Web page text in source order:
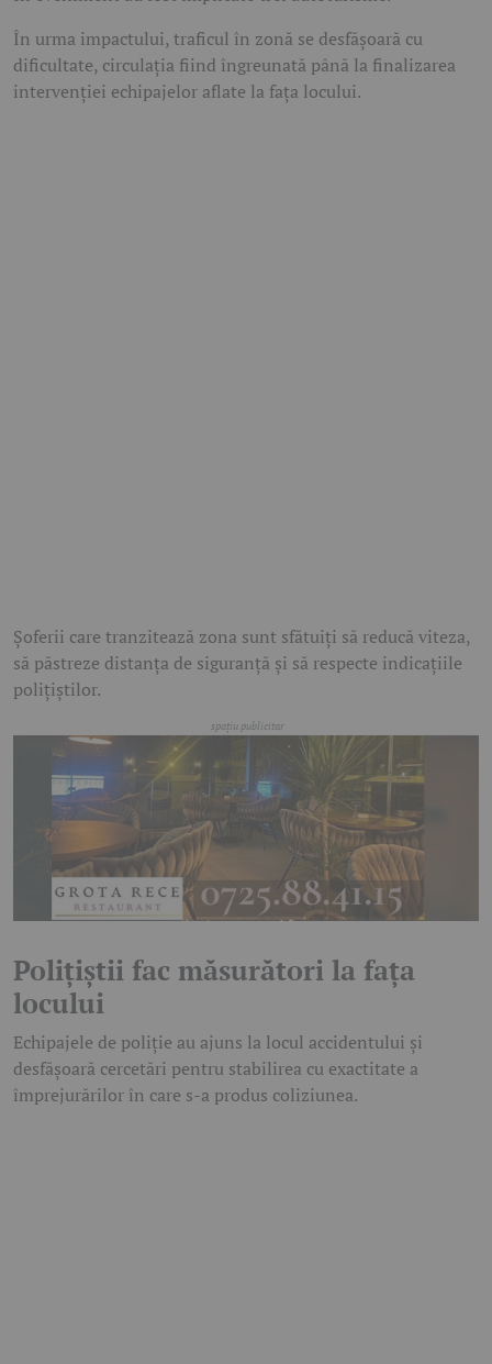
În urma impactului, traficul în zonă se desfășoară cu
dificultate, circulația fiind îngreunată până la finalizarea
intervenției echipajelor aflate la fața locului.
Șoferii care tranzitează zona sunt sfătuiți să reducă viteza,
să păstreze distanța de siguranță și să respecte indicațiile
polițiștilor.
Polițiștii fac măsurători la fața
locului
Echipajele de poliție au ajuns la locul accidentului și
desfășoară cercetări pentru stabilirea cu exactitate a
împrejurărilor în care s-a produs coliziunea.